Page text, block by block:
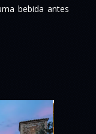
bebida antes